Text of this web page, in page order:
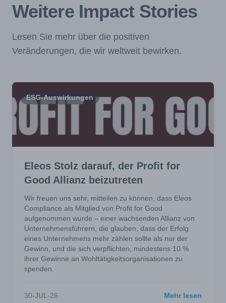
Weitere Impact Stories
Lesen Sie mehr über die positiven
Veränderungen, die wir weltweit bewirken.
ESG-Auswirkungen
Eleos Stolz darauf, der Profit for
Good Allianz beizutreten
Wir freuen uns sehr, mitteilen zu können, dass Eleos
Compliance als Mitglied von Profit for Good
aufgenommen wurde – einer wachsenden Allianz von
Unternehmensführern, die glauben, dass der Erfolg
eines Unternehmens mehr zählen sollte als nur der
Gewinn, und die sich verpflichten, mindestens 10 %
ihrer Gewinne an Wohltätigkeitsorganisationen zu
spenden.
30-JUL-26 Mehr lesen